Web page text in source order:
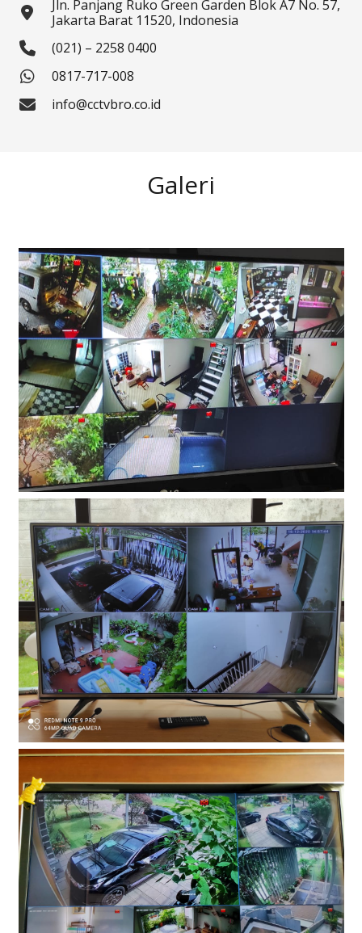
Jln. Panjang Ruko Green Garden Blok A7 No. 57,
Jakarta Barat 11520, Indonesia
(021) – 2258 0400
0817-717-008
info@cctvbro.co.id
Galeri